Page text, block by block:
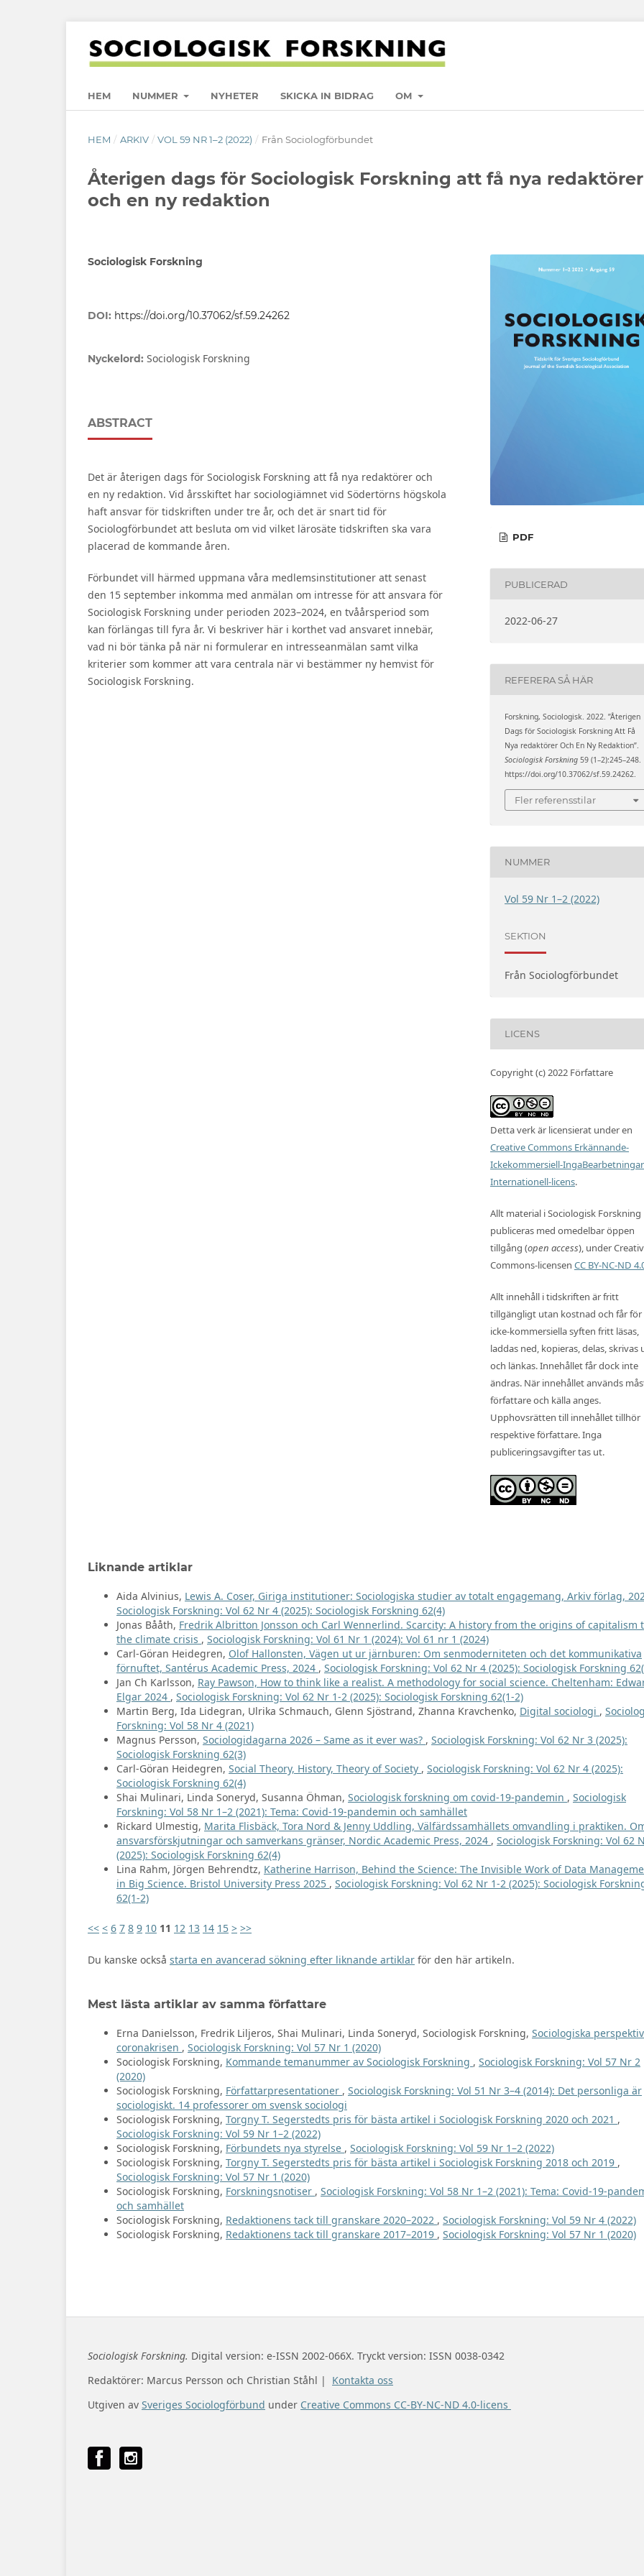
HEM NUMMER NYHETER SKICKA IN BIDRAG OM
HEM / ARKIV / VOL 59 NR 1–2 (2022) / Från Sociologförbundet
Återigen dags för Sociologisk Forskning att få nya redaktörer
och en ny redaktion
Sociologisk Forskning
DOI: https://doi.org/10.37062/sf.59.24262
Nyckelord: Sociologisk Forskning
ABSTRACT
Det är återigen dags för Sociologisk Forskning att få nya redaktörer och
en ny redaktion. Vid årsskiftet har sociologiämnet vid Södertörns högskola
haft ansvar för tidskriften under tre år, och det är snart tid för
Sociologförbundet att besluta om vid vilket lärosäte tidskriften ska vara
placerad de kommande åren.
Förbundet vill härmed uppmana våra medlemsinstitutioner att senast
den 15 september inkomma med anmälan om intresse för att ansvara för
Sociologisk Forskning under perioden 2023–2024, en tvåårsperiod som
kan förlängas till fyra år. Vi beskriver här i korthet vad ansvaret innebär,
vad ni bör tänka på när ni formulerar en intresseanmälan samt vilka
kriterier som kommer att vara centrala när vi bestämmer ny hemvist för
Sociologisk Forskning.
PDF
PUBLICERAD
2022-06-27
REFERERA SÅ HÄR
Forskning, Sociologisk. 2022. ”Återigen
Dags för Sociologisk Forskning Att Få
Nya redaktörer Och En Ny Redaktion”.
Sociologisk Forskning 59 (1–2):245–248.
https://doi.org/10.37062/sf.59.24262.
Fler referensstilar
NUMMER
Vol 59 Nr 1–2 (2022)
SEKTION
Från Sociologförbundet
LICENS
Copyright (c) 2022 Författare
Detta verk är licensierat under en
Creative Commons Erkännande-
Ickekommersiell-
Internationell-licens.
Allt material i Sociologisk Forskning
publiceras med omedelbar öppen
tillgång (open access), under
Commons-licensen CC BY-NC-ND
Allt innehåll i tidskriften är fritt
tillgängligt utan kostnad och får för
icke-kommersiella syften fritt läsas,
laddas ned, kopieras, delas, skrivas
och länkas. Innehållet får dock inte
ändras. När innehållet används
författare och källa anges.
Upphovsrätten till innehållet tillhör
respektive författare. Inga
publiceringsavgifter tas ut.
Liknande artiklar
Aida Alvinius, Lewis A. Coser, Giriga institutioner: Sociologiska studier av totalt engagemang, Arkiv förlag,
Sociologisk Forskning: Vol 62 Nr 4 (2025): Sociologisk Forskning 62(4)
Jonas Bååth, Fredrik Albritton Jonsson och Carl Wennerlind. Scarcity: A history from the origins of capitalism
the climate crisis , Sociologisk Forskning: Vol 61 Nr 1 (2024): Vol 61 nr 1 (2024)
Carl-Göran Heidegren, Olof Hallonsten, Vägen ut ur järnburen: Om senmoderniteten och det kommunikativa
förnuftet, Santérus Academic Press, 2024 , Sociologisk Forskning: Vol 62 Nr 4 (2025): Sociologisk Forskning
Jan Ch Karlsson, Ray Pawson, How to think like a realist. A methodology for social science. Cheltenham:
Elgar 2024 , Sociologisk Forskning: Vol 62 Nr 1-2 (2025): Sociologisk Forskning 62(1-2)
Martin Berg, Ida Lidegran, Ulrika Schmauch, Glenn Sjöstrand, Zhanna Kravchenko, Digital sociologi ,
Forskning: Vol 58 Nr 4 (2021)
Magnus Persson, Sociologidagarna 2026 – Same as it ever was? , Sociologisk Forskning: Vol 62 Nr 3 (2025):
Sociologisk Forskning 62(3)
Carl-Göran Heidegren, Social Theory, History, Theory of Society , Sociologisk Forskning: Vol 62 Nr 4 (2025):
Sociologisk Forskning 62(4)
Shai Mulinari, Linda Soneryd, Susanna Öhman, Sociologisk forskning om covid-19-pandemin , Sociologisk
Forskning: Vol 58 Nr 1–2 (2021): Tema: Covid-19-pandemin och samhället
Rickard Ulmestig, Marita Flisbäck, Tora Nord & Jenny Uddling, Välfärdssamhällets omvandling i praktiken.
ansvarsförskjutningar och samverkans gränser, Nordic Academic Press, 2024 , Sociologisk Forskning: Vol 62
(2025): Sociologisk Forskning 62(4)
Lina Rahm, Jörgen Behrendtz, Katherine Harrison, Behind the Science: The Invisible Work of Data
in Big Science. Bristol University Press 2025 , Sociologisk Forskning: Vol 62 Nr 1-2 (2025): Sociologisk
62(1-2)
<< < 6 7 8 9 10 11 12 13 14 15 > >>
Du kanske också starta en avancerad sökning efter liknande artiklar för den här artikeln.
Mest lästa artiklar av samma författare
Erna Danielsson, Fredrik Liljeros, Shai Mulinari, Linda Soneryd, Sociologisk Forskning, Sociologiska
coronakrisen , Sociologisk Forskning: Vol 57 Nr 1 (2020)
Sociologisk Forskning, Kommande temanummer av Sociologisk Forskning , Sociologisk Forskning: Vol 57 Nr 2
(2020)
Sociologisk Forskning, Författarpresentationer , Sociologisk Forskning: Vol 51 Nr 3–4 (2014): Det personliga är
sociologiskt. 14 professorer om svensk sociologi
Sociologisk Forskning, Torgny T. Segerstedts pris för bästa artikel i Sociologisk Forskning 2020 och 2021 ,
Sociologisk Forskning: Vol 59 Nr 1–2 (2022)
Sociologisk Forskning, Förbundets nya styrelse , Sociologisk Forskning: Vol 59 Nr 1–2 (2022)
Sociologisk Forskning, Torgny T. Segerstedts pris för bästa artikel i Sociologisk Forskning 2018 och 2019 ,
Sociologisk Forskning: Vol 57 Nr 1 (2020)
Sociologisk Forskning, Forskningsnotiser , Sociologisk Forskning: Vol 58 Nr 1–2 (2021): Tema: Covid-19-
och samhället
Sociologisk Forskning, Redaktionens tack till granskare 2020–2022 , Sociologisk Forskning: Vol 59 Nr 4 (2022)
Sociologisk Forskning, Redaktionens tack till granskare 2017–2019 , Sociologisk Forskning: Vol 57 Nr 1 (2020)
Sociologisk Forskning. Digital version: e-ISSN 2002-066X. Tryckt version: ISSN 0038-0342
Redaktörer: Marcus Persson och Christian Ståhl | Kontakta oss
Utgiven av Sveriges Sociologförbund under Creative Commons CC-BY-NC-ND 4.0-licens